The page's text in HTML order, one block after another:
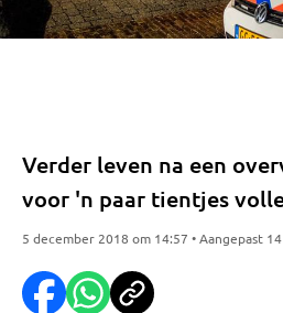
Verder leven na een
voor 'n paar tientjes
5 december 2018 om 14:57 • Aangepast